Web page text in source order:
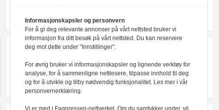
Informasjonskapsler og personvern
For å gi deg relevante annonser på vårt nettsted bruker vi
informasjon fra ditt besøk på vårt nettsted. Du kan reservere
deg mot dette under "Innstillinger".
For øvrig bruker vi informasjonskapsler og lignende verktøy for
analyse, for å sammenligne nettlesere, tilpasse innhold til deg
og for å utvikle og tilby nødvendig funksjonalitet. Les mer i vår
personvernerklæring.
Vi er med i Fagpressen-nettverket. Om du samtykker under, vil